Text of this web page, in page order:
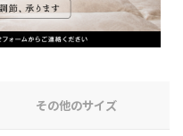
その他のサイズ